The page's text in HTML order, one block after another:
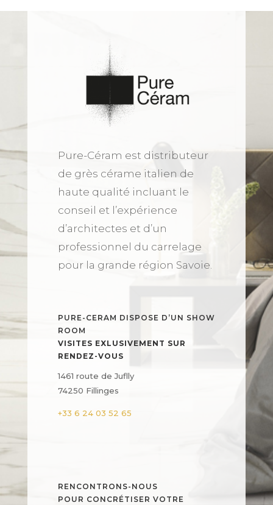
Pure-Céram est distributeur
de grès cérame italien de
haute qualité incluant le
conseil et l’expérience
d’architectes et d’un
professionnel du carrelage
pour la grande région Savoie.
PURE-CERAM DISPOSE D’UN SHOW
ROOM
VISITES EXLUSIVEMENT SUR
RENDEZ-VOUS
1461 route de Juflly
74250 Fillinges
+33 6 24 03 52 65
RENCONTRONS-NOUS
POUR CONCRÉTISER VOTRE